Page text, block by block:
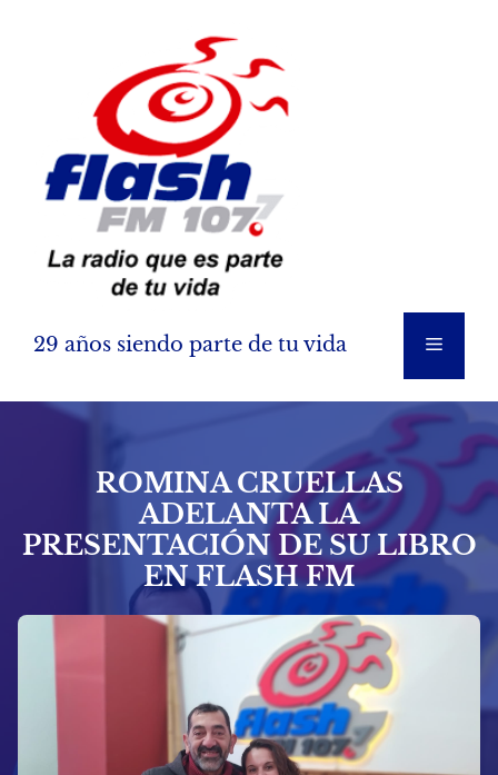
29 años siendo parte de tu vida Menú
ROMINA CRUELLAS
ADELANTA LA
PRESENTACIÓN DE SU LIBRO
EN FLASH FM